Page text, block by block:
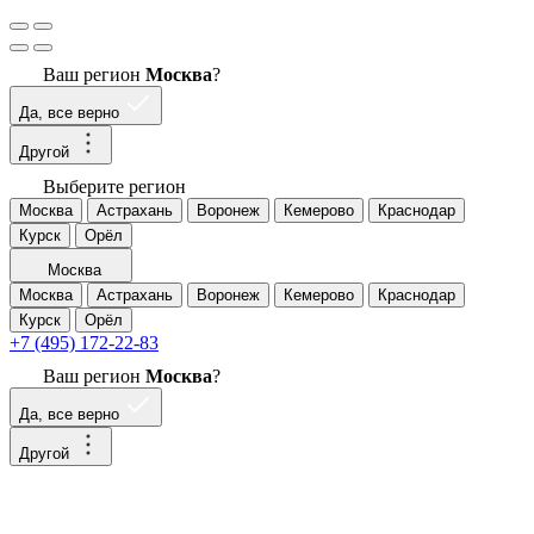
Ваш регион Москва?
Да, все верно
Другой
Выберите регион
Москва Астрахань Воронеж Кемерово
Краснодар
Курск
Орёл
Москва
Москва
Астрахань Воронеж Кемерово
Краснодар
Курск
Орёл
+7 (495) 172-22-83
Ваш регион Москва?
Да, все верно
Другой